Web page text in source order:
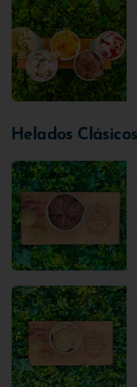
Helados Clásicos